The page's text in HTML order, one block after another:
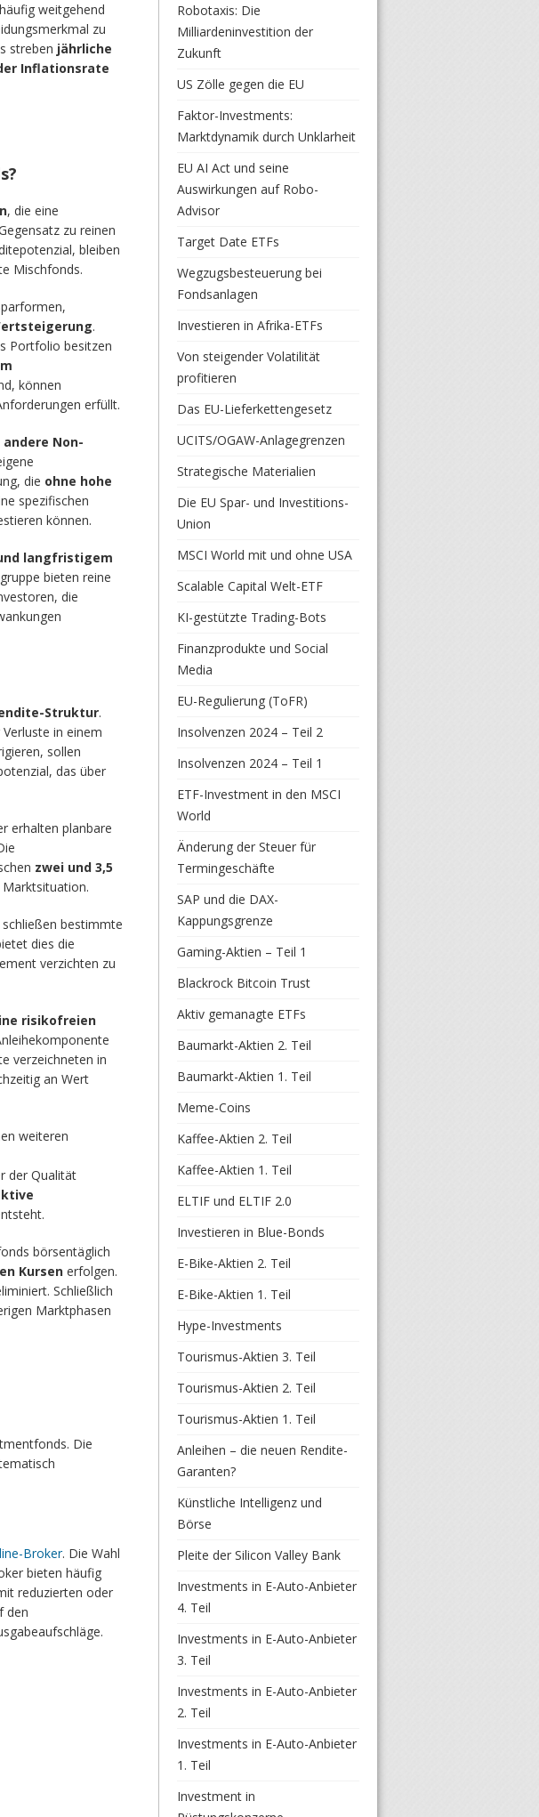
Robotaxis: Die
Milliardeninvestition der
Zukunft
US Zölle gegen die EU
Faktor-Investments:
Marktdynamik durch Unklarheit
EU AI Act und seine
Auswirkungen auf Robo-
Advisor
Target Date ETFs
Wegzugsbesteuerung bei
Fondsanlagen
Investieren in Afrika-ETFs
Von steigender Volatilität
profitieren
Das EU-Lieferkettengesetz
UCITS/OGAW-Anlagegrenzen
Strategische Materialien
Die EU Spar- und Investitions-
Union
MSCI World mit und ohne USA
Scalable Capital Welt-ETF
KI-gestützte Trading-Bots
Finanzprodukte und Social
Media
EU-Regulierung (ToFR)
Insolvenzen 2024 – Teil 2
Insolvenzen 2024 – Teil 1
ETF-Investment in den MSCI
World
Änderung der Steuer für
Termingeschäfte
SAP und die DAX-
Kappungsgrenze
Gaming-Aktien – Teil 1
Blackrock Bitcoin Trust
Aktiv gemanagte ETFs
Baumarkt-Aktien 2. Teil
Baumarkt-Aktien 1. Teil
Meme-Coins
Kaffee-Aktien 2. Teil
Kaffee-Aktien 1. Teil
ELTIF und ELTIF 2.0
Investieren in Blue-Bonds
E-Bike-Aktien 2. Teil
E-Bike-Aktien 1. Teil
Hype-Investments
Tourismus-Aktien 3. Teil
Tourismus-Aktien 2. Teil
Tourismus-Aktien 1. Teil
Anleihen – die neuen Rendite-
Garanten?
Künstliche Intelligenz und
Börse
Pleite der Silicon Valley Bank
Investments in E-Auto-Anbieter
4. Teil
Investments in E-Auto-Anbieter
3. Teil
Investments in E-Auto-Anbieter
2. Teil
Investments in E-Auto-Anbieter
1. Teil
Investment in
weitgehend
zu
streben jährliche
Inflationsrate
, die eine
zu reinen
bleiben
Mischfonds.
.
Portfolio besitzen
können
erfüllt.
Non-
die ohne hohe
spezifischen
können.
langfristigem
bieten reine
die
Struktur.
in einem
sollen
das über
erhalten planbare
zwei und 3,5
bestimmte
dies die
verzichten zu
risikofreien
verzeichneten in
an Wert
weiteren
der Qualität
börsentäglich
Kursen erfolgen.
Schließlich
Marktphasen
Die
Broker. Die Wahl
bieten häufig
reduzierten oder
den